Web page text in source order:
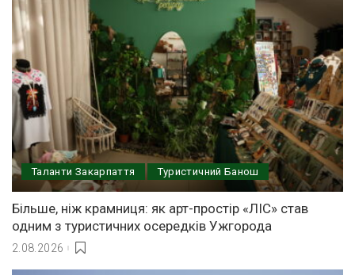
Таланти Закарпаття Туристичний Банош
Більше, ніж крамниця: як арт-простір «ЛІС» став
одним з туристичних осередків Ужгорода
2.08.2026